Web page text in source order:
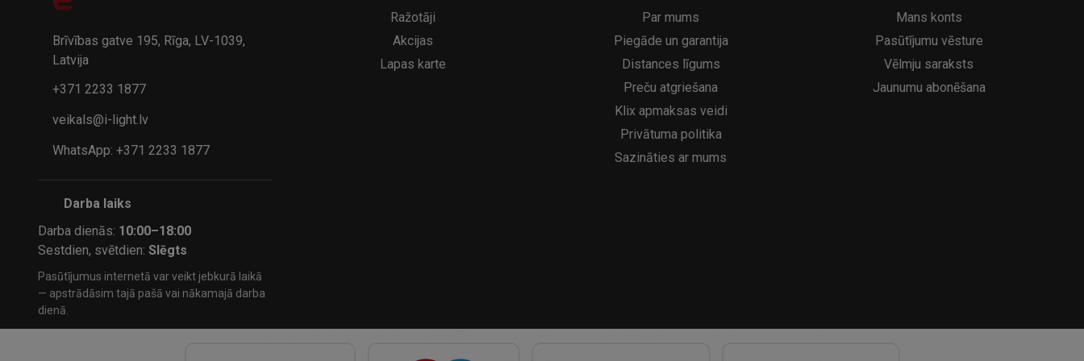
32.95€
29.95€ 21.95€ 8.95€
Brīvības gatve 195, Rīga, LV-1039,
Latvija
+371 2233 1877
veikals@i-light.lv
WhatsApp: +371 2233 1877
Darba laiks
Darba dienās: 10:00–18:00
Sestdien, svētdien:Slēgts
Pasūtījumus internetā var veikt jebkurā laikā
— apstrādāsim tajā pašā vai nākamajā darba
dienā.
Ražotāji
Akcijas
Lapas karte
Par mums
Piegāde un garantija
Distances līgums
Preču atgriešana
Klix apmaksas veidi
Privātuma politika
Sazināties ar mums
Mans konts
Pasūtījumu vēsture
Vēlmju saraksts
Jaunumu abonēšana